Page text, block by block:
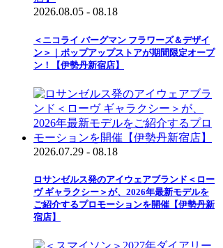
2026.08.05 - 08.18
＜ニコライ バーグマン フラワーズ＆デザイ
ン＞｜ポップアップストアが期間限定オープ
ン！【伊勢丹新宿店】
2026.07.29 - 08.18
ロサンゼルス発のアイウェアブランド＜ロー
ヴ ギャラクシー＞が、2026年最新モデルを
ご紹介するプロモーションを開催【伊勢丹新
宿店】